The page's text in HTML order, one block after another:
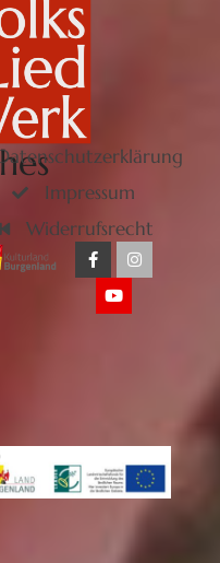
Impressum
Widerrufsrecht